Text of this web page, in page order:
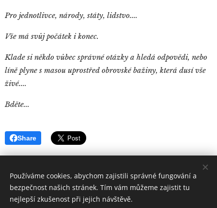
Pro jednotlivce, národy, státy, lidstvo....
Vše má svůj počátek i konec.
Klade si někdo vůbec správné otázky a hledá odpovědi, nebo
líně plyne s masou uprostřed obrovské bažiny, která dusí vše
živé....
Bděte...
Share
QuintusSertorius
Používáme cookies, abychom zajistili správné fungování a
bezpečnost našich stránek. Tím vám můžeme zajistit tu
nejlepší zkušenost při jejich návštěvě.